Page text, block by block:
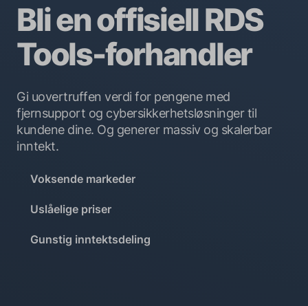
Bli en offisiell RDS
Tools-forhandler
Gi uovertruffen verdi for pengene med
fjernsupport og cybersikkerhetsløsninger til
kundene dine. Og generer massiv og skalerbar
inntekt.
Voksende markeder
Uslåelige priser
Gunstig inntektsdeling